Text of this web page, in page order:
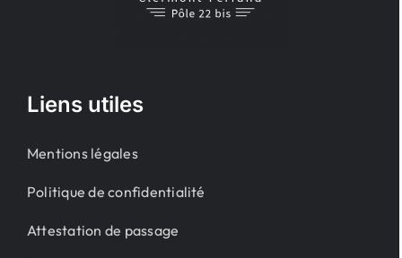
Liens utiles
Mentions légales
Politique de confidentialité
Attestation de passage